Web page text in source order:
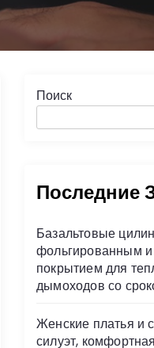
Поиск
Последние
Базальтовые
фольгированным
покрытием для
дымоходов со
Женские платья и
силуэт,